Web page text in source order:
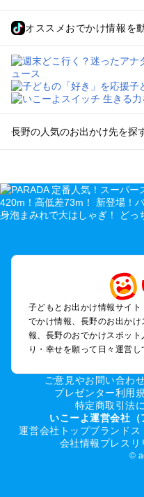
オススメおでかけ情報を
長野の人気のお出かけ先を探
を探す
軽井沢・万座・嬬恋・北軽
松本・上高地・諏訪・乗鞍
伊那・駒ヶ根・飯田・昼神
蓼科・白樺湖・車山・女神
安曇野・大町のプールお出か
白馬・小谷のプールお出かけ
八ヶ岳・野辺山・富士見・
木曽路・木曽周辺のプール
飯山・斑尾・信濃町・黒姫
千曲・戸倉上山田のプール
須坂・菅平高原・峰の原高
長野の定番お出かけスポ
子どもとお出かけ情報サイ
でかけ情報、長野のお出か
報、長野のおでかけスポッ
り・幸せを願って日々運営し
ご意見やお問い合わ
プレゼンター利用
特定商取引法
いこーよ運営会社（
運営会社トップブランドス
会社情報プレスリ
©